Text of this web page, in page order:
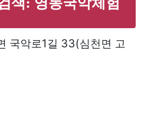
색: 영동국악체험
국악로1길 33(심천면 고